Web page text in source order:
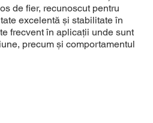
de fier, recunoscut pentru
excelentă și stabilitate în
frecvent în aplicații unde sunt
precum și comportamentul